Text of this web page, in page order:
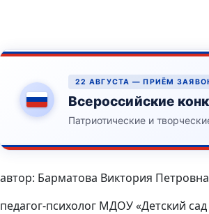
22 АВГУСТА — ПРИЁМ
Всероссийские
Патриотические и
автор: Барматова Виктория Петровна
педагог-психолог МДОУ «Детский